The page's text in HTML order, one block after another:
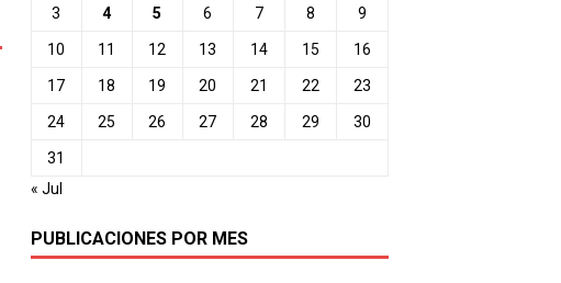
3 4 5 6 7 8 9
10 11 12 13 14 15 16
17 18 19 20 21 22 23
24 25 26 27 28 29 30
31
« Jul
PUBLICACIONES POR MES